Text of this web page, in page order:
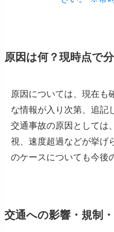
原因は何？現時点で
原因については、現在も
な情報が入り次第、追記
交通事故の原因としては
視、速度超過などが挙げ
のケースについても今後
交通への影響・規制